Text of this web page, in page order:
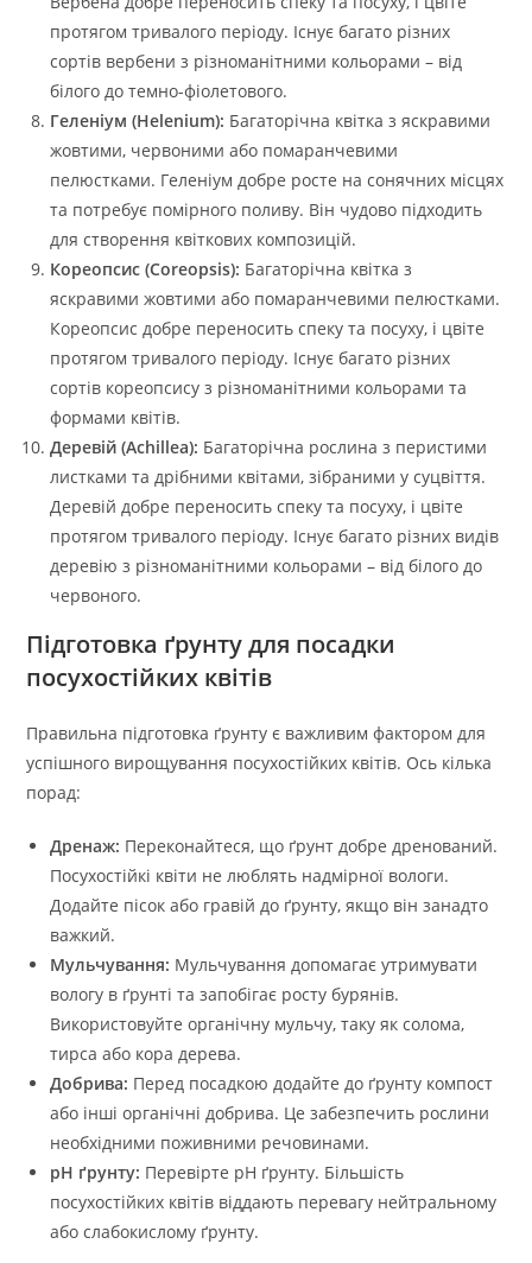
протягом тривалого періоду. Існує багато різних
сортів вербени з різноманітними кольорами – від
білого до темно-фіолетового.
Геленіум (Helenium): Багаторічна квітка з яскравими
жовтими, червоними або помаранчевими
пелюстками. Геленіум добре росте на сонячних місцях
та потребує помірного поливу. Він чудово підходить
для створення квіткових композицій.
Кореопсис (Coreopsis): Багаторічна квітка з
яскравими жовтими або помаранчевими пелюстками.
Кореопсис добре переносить спеку та посуху, і цвіте
протягом тривалого періоду. Існує багато різних
сортів кореопсису з різноманітними кольорами та
формами квітів.
Деревій (Achillea): Багаторічна рослина з перистими
листками та дрібними квітами, зібраними у суцвіття.
Деревій добре переносить спеку та посуху, і цвіте
протягом тривалого періоду. Існує багато різних видів
деревію з різноманітними кольорами – від білого до
червоного.
Підготовка ґрунту для посадки
посухостійких квітів
Правильна підготовка ґрунту є важливим фактором для
успішного вирощування посухостійких квітів. Ось кілька
порад:
Дренаж: Переконайтеся, що ґрунт добре дренований.
Посухостійкі квіти не люблять надмірної вологи.
Додайте пісок або гравій до ґрунту, якщо він занадто
важкий.
Мульчування: Мульчування допомагає утримувати
вологу в ґрунті та запобігає росту бурянів.
Використовуйте органічну мульчу, таку як солома,
тирса або кора дерева.
Добрива: Перед посадкою додайте до ґрунту компост
або інші органічні добрива. Це забезпечить рослини
необхідними поживними речовинами.
pH ґрунту: Перевірте pH ґрунту. Більшість
посухостійких квітів віддають перевагу нейтральному
або слабокислому ґрунту.